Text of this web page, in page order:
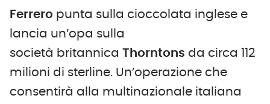
Ferrero punta sulla cioccolata inglese e
lancia un’opa sulla
società britannica Thorntons da circa 112
milioni di sterline. Un’operazione che
consentirà alla multinazionale italiana